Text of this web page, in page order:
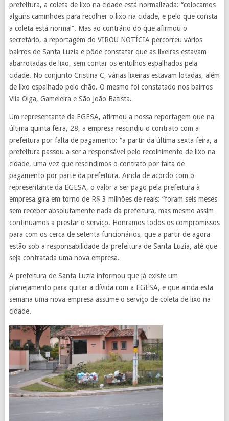
prefeitura, a coleta de lixo na cidade está normalizada: “colocamos
alguns caminhões para recolher o lixo na cidade, e pelo que consta
a coleta está normal”. Mas ao contrário do que afirmou o
secretário, a reportagem do VIROU NOTÍCIA percorreu vários
bairros de Santa Luzia e pôde constatar que as lixeiras estavam
abarrotadas de lixo, sem contar os entulhos espalhados pela
cidade. No conjunto Cristina C, várias lixeiras estavam lotadas, além
de lixo espalhado pelo chão. O mesmo foi constatado nos bairros
Vila Olga, Gameleira e São João Batista.
Um representante da EGESA, afirmou a nossa reportagem que na
última quinta feira, 28, a empresa rescindiu o contrato com a
prefeitura por falta de pagamento: “a partir da última sexta feira, a
prefeitura passou a ser a responsável pelo recolhimento de lixo na
cidade, uma vez que rescindimos o contrato por falta de
pagamento por parte da prefeitura. Ainda de acordo com o
representante da EGESA, o valor a ser pago pela prefeitura à
empresa gira em torno de R$ 3 milhões de reais: “foram seis meses
sem receber absolutamente nada da prefeitura, mas mesmo assim
continuamos a prestar o serviço. Honramos todos os compromissos
para com os cerca de setenta funcionários, que a partir de agora
estão sob a responsabilidade da prefeitura de Santa Luzia, até que
seja contratada uma nova empresa.
A prefeitura de Santa Luzia informou que já existe um
planejamento para quitar a dívida com a EGESA, e que ainda esta
semana uma nova empresa assume o serviço de coleta de lixo na
cidade.